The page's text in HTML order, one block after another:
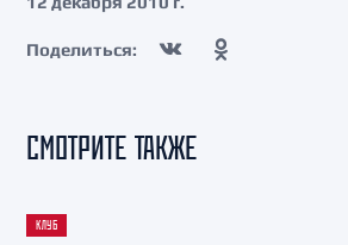
Поделиться:
СМОТРИТЕ ТАКЖЕ
КЛУБ